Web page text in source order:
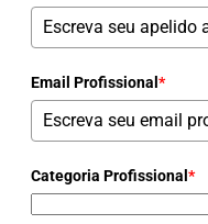
Email Profissional *
Categoria Profissional *